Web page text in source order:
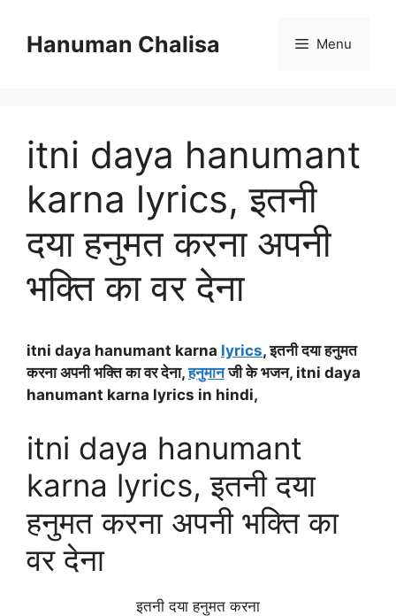
contentHanuman Chalisa Menu
itni daya hanumant
karna lyrics, इतनी
दया हनुमत करना अपनी
भक्ति का वर देना
itni daya hanumant karna lyrics, इतनी दया हनुमत
करना अपनी भक्ति का वर देना,हनुमानजी के भजन, itni daya
hanumant karna lyrics in hindi,
itni daya hanumant
karna lyrics, इतनी दया
हनुमत करना अपनी भक्ति का
वर देना
इतनी दया हनुमत करना